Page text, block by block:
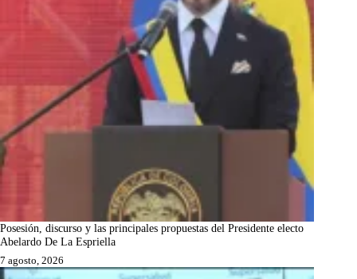
Posesión, discurso y las principales propuestas del Presidente electo
Abelardo De La Espriella
7 agosto, 2026